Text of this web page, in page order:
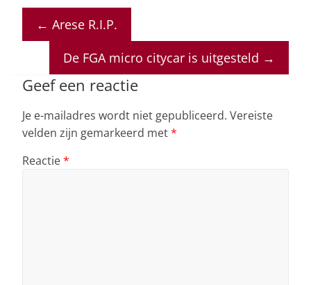
at
s
p
p
c
e
b
o
o
k
k
e
dI
n
a
d
s
l
← Arese R.I.P.
De FGA micro citycar is uitgesteld →
Geef een reactie
Je e-mailadres wordt niet gepubliceerd. Vereiste
velden zijn gemarkeerd met*
Reactie*